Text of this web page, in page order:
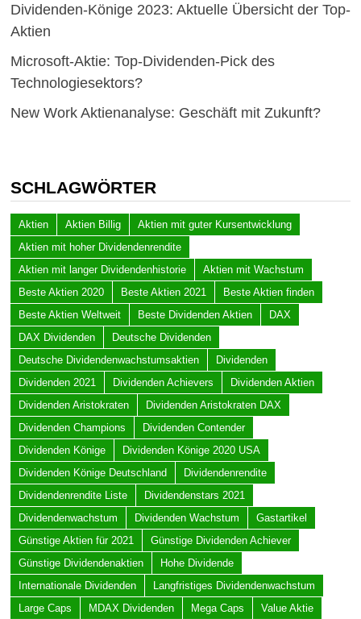
Dividenden-Könige 2023: Aktuelle Übersicht der Top-
Aktien
Microsoft-Aktie: Top-Dividenden-Pick des
Technologiesektors?
New Work Aktienanalyse: Geschäft mit Zukunft?
SCHLAGWÖRTER
Aktien Aktien Billig
Aktien mit guter Kursentwicklung
Aktien mit hoher Dividendenrendite
Aktien mit langer Dividendenhistorie
Aktien mit Wachstum
Beste Aktien 2020
Beste Aktien 2021
Beste Aktien finden
Beste Aktien Weltweit
Beste Dividenden Aktien
DAX
DAX Dividenden
Deutsche Dividenden
Deutsche Dividendenwachstumsaktien
Dividenden
Dividenden 2021
Dividenden Achievers
Dividenden Aktien
Dividenden Aristokraten
Dividenden Aristokraten DAX
Dividenden Champions
Dividenden Contender
Dividenden Könige
Dividenden Könige 2020 USA
Dividenden Könige Deutschland
Dividendenrendite
Dividendenrendite Liste
Dividendenstars 2021
Dividendenwachstum
Dividenden Wachstum
Gastartikel
Günstige Aktien für 2021
Günstige Dividenden Achiever
Günstige Dividendenaktien
Hohe Dividende
Internationale Dividenden
Langfristiges Dividendenwachstum
Large Caps
MDAX Dividenden Mega Caps
Value Aktie